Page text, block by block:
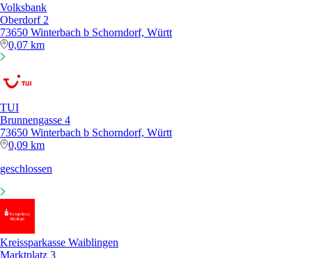
Volksbank
Oberdorf 2
73650 Winterbach b Schorndorf, Württ
0,07 km
TUI
Brunnengasse 4
73650 Winterbach b Schorndorf, Württ
0,09 km
geschlossen
Kreissparkasse Waiblingen
Marktplatz 3